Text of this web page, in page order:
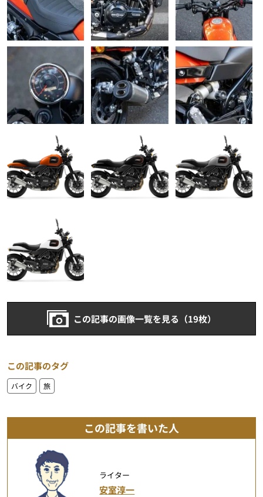
この記事の画像一覧を見る（19枚）
この記事のタグ
バイク 旅
この記事を書いた人
ライター
安室淳一